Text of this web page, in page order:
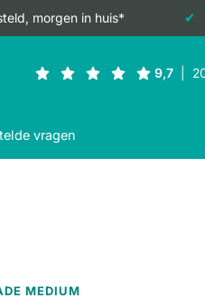
morgen in huis*
vragen
MEDIUM